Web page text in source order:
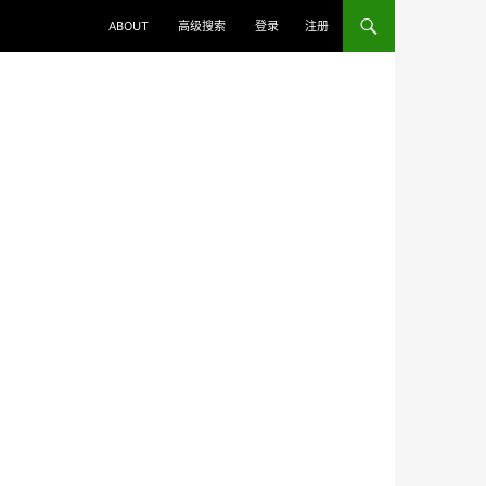
ABOUT 高级搜索 登录 注册